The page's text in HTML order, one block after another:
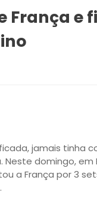
França e
jamais tinha
Neste domingo,
a França por 3